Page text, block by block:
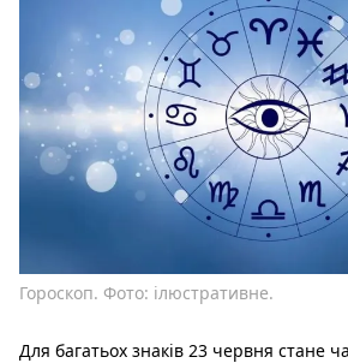
Гороскоп. Фото: ілюстративне.
Для багатьох знаків 23 червня стане